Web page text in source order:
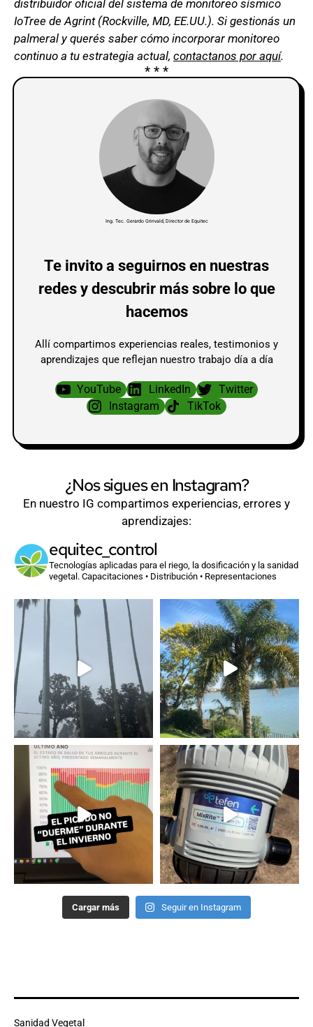
distribuidor oficial del sistema de monitoreo sísmico
IoTree de Agrint (Rockville, MD, EE.UU.). Si gestionás un
palmeral y querés saber cómo incorporar monitoreo
continuo a tu estrategia actual, contactanos por aquí.
Ing. Tec. Gerardo Grinvald, Director de Equitec
Te invito a seguirnos en nuestras
redes y descubrir más sobre lo que
hacemos
Allí compartimos experiencias reales, testimonios y
aprendizajes que reflejan nuestro trabajo día a día
YouTube LinkedIn
Twitter
Instagram
TikTok
¿Nos sigues en Instagram?
En nuestro IG compartimos experiencias, errores y
aprendizajes:
equitec_control
Tecnologías aplicadas para el riego, la dosificación y la sanidad
vegetal. Capacitaciones • Distribución • Representaciones
Cargar más Seguir en Instagram
Categorizado
Sanidad Vegetal